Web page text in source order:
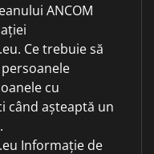
ANCOM
Ce trebuie să
cu
când așteaptă un
Informație de